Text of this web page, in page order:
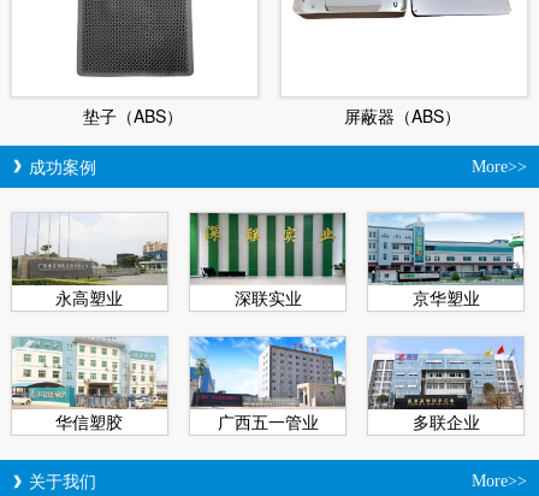
垫子（ABS） 屏蔽器（ABS）
More>>
成功案例
永高塑业 深联实业 京华塑业
华信塑胶 广西五一管业 多联企业
More>>
关于我们